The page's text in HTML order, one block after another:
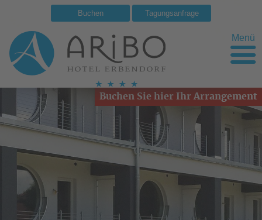
Buchen Tagungsanfrage
Menü
Buchen Sie hier Ihr Arrangement